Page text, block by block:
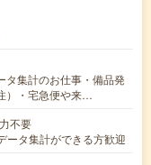
タ集計のお仕事・備品発
）・宅急便や来…
不要
ータ集計ができる方歓迎